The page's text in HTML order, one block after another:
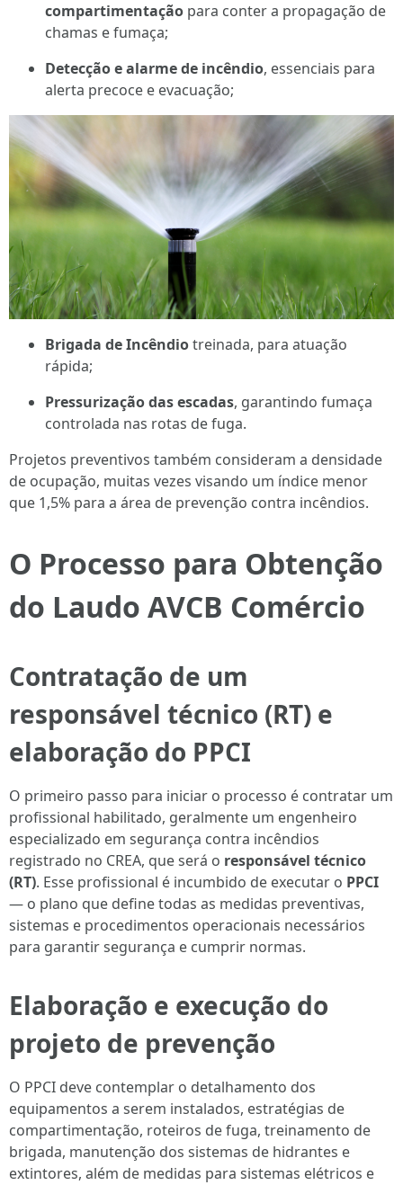
compartimentação para conter a propagação de
chamas e fumaça;
Detecção e alarme de incêndio, essenciais para
alerta precoce e evacuação;
Brigada de Incêndiotreinada, para atuação
rápida;
Pressurização das escadas, garantindo fumaça
controlada nas rotas de fuga.
Projetos preventivos também consideram a densidade
de ocupação, muitas vezes visando um índice menor
que 1,5% para a área de prevenção contra incêndios.
O Processo para Obtenção
do Laudo AVCB Comércio
Contratação de um
responsável técnico (RT) e
elaboração do PPCI
O primeiro passo para iniciar o processo é contratar um
profissional habilitado, geralmente um engenheiro
especializado em segurança contra incêndios
registrado no CREA, que será o responsável técnico
(RT). Esse profissional é incumbido de executar o PPCI
— o plano que define todas as medidas preventivas,
sistemas e procedimentos operacionais necessários
para garantir segurança e cumprir normas.
Elaboração e execução do
projeto de prevenção
O PPCI deve contemplar o detalhamento dos
equipamentos a serem instalados, estratégias de
compartimentação, roteiros de fuga, treinamento de
brigada, manutenção dos sistemas de hidrantes e
extintores, além de medidas para sistemas elétricos e